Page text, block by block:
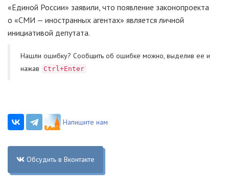
«Единой России» заявили, что появление законопроекта
о «СМИ — иностранных агентах» является личной
инициативой депутата.
Нашли ошибку? Cообщить об ошибке можно, выделив ее и
нажав
Ctrl+Enter
Напишите нам
Обсудить в Вконтакте